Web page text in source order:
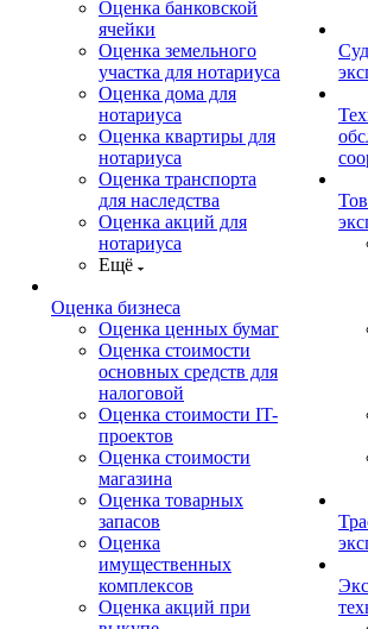
Оценка банковской
ячейки
Оценка земельного
участка для нотариуса
Оценка дома для
нотариуса
Оценка квартиры для
нотариуса
Оценка транспорта
для наследства
Оценка акций для
нотариуса
Ещё
Оценка бизнеса
Оценка ценных бумаг
Оценка стоимости
основных средств для
налоговой
Оценка стоимости IT-
проектов
Оценка стоимости
магазина
Оценка товарных
запасов
Оценка
имущественных
комплексов
Оценка акций при